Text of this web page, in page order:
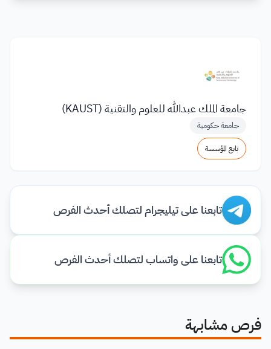
جامعة الملك عبدالله للعلوم والتقنية (KAUST)
جامعة حكومية
تابع المؤسسة
تابعنا على تيليجرام لتصلك أحدث الفرص
تابعنا على واتساب لتصلك أحدث الفرص
فرص مشابهة